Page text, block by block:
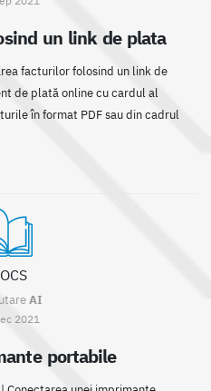
un link de plata
facturilor folosind un link de
de plată online cu cardul al
în format PDF sau din cadrul
AI
2021
portabile